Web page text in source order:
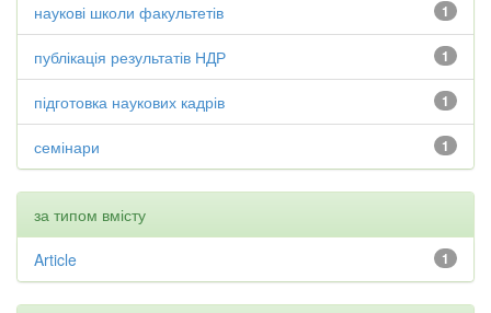
1
наукові школи факультетів
1
публікація результатів НДР
1
підготовка наукових кадрів
1
семінари
за типом вмісту
1
Article